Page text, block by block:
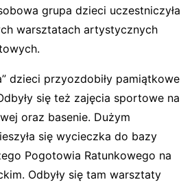
grupa dzieci uczestniczyła
warsztatach artystycznych
dzieci przyozdobiły pamiątkowe
się też zajęcia sportowe na
oraz basenie. Dużym
się wycieczka do bazy
Pogotowia Ratunkowego na
Odbyły się tam warsztaty